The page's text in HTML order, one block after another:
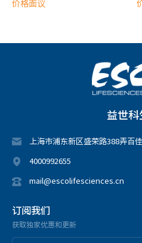
样品分析
自动微生物计数分析仪
化学实验
通用型台式通风橱
样品培养
全温振荡培养箱
价格面议
益世
上海市浦东新区盛荣路388弄百
4000992655
mail@escolifesciences.cn
订阅我们
获取独家优惠和更新